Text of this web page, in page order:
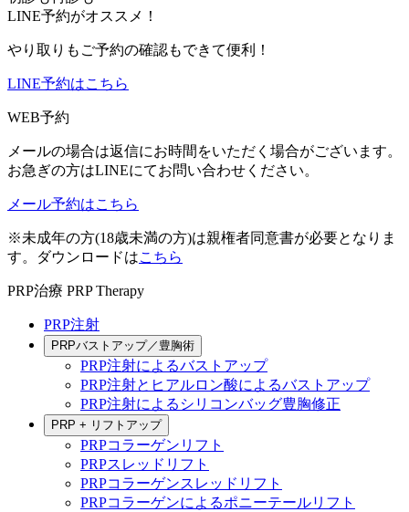
LINE予約がオススメ！
やり取りもご予約の確認もできて便利！
LINE予約はこちら
WEB予約
メールの場合は返信にお時間をいただく場合がございます。
お急ぎの方はLINEにてお問い合わせください。
メール予約はこちら
※未成年の方(18歳未満の方)は親権者同意書が必要となりま
す。ダウンロードはこちら
PRP治療 PRP Therapy
PRP注射
PRPバストアップ／豊胸術
PRP注射によるバストアップ
PRP注射とヒアルロン酸によるバストアップ
PRP注射によるシリコンバッグ豊胸修正
PRP + リフトアップ
PRPコラーゲンリフト
PRPスレッドリフト
PRPコラーゲンスレッドリフト
PRPコラーゲンによるポニーテールリフト